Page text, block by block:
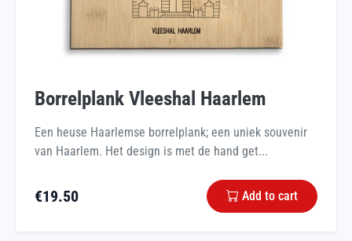
Borrelplank Vleeshal Haarlem
Een heuse Haarlemse borrelplank; een uniek souvenir
van Haarlem. Het design is met de hand get...
€19.50 Add to cart